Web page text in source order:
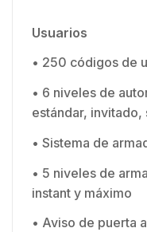
Usuarios
• 250 códigos de
• 6 niveles de
estándar,
• Sistema de
• 5 niveles de
instant y máximo
• Aviso de puerta